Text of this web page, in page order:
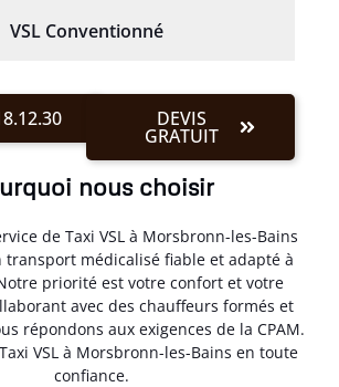
VSL Conventionné
DEVIS
GRATUIT
nous choisir
de Taxi VSL à Morsbronn-les-Bains
transport médicalisé fiable et adapté à
priorité est votre confort et votre
avec des chauffeurs formés et
répondons aux exigences de la CPAM.
VSL à Morsbronn-les-Bains en toute
confiance.